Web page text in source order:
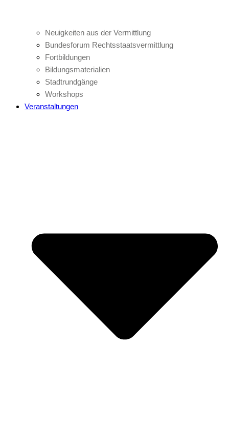
Neuigkeiten aus der Vermittlung
Bundesforum Rechtsstaatsvermittlung
Fortbildungen
Bildungsmaterialien
Stadtrundgänge
Workshops
Veranstaltungen